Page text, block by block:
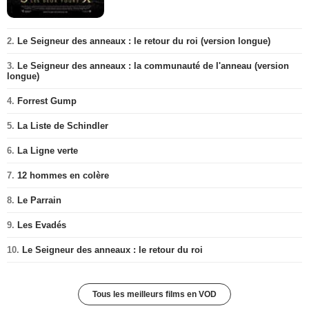
2. Le Seigneur des anneaux : le retour du roi (version longue)
3. Le Seigneur des anneaux : la communauté de l'anneau (version
longue)
4. Forrest Gump
5. La Liste de Schindler
6. La Ligne verte
7. 12 hommes en colère
8. Le Parrain
9. Les Evadés
10. Le Seigneur des anneaux : le retour du roi
Tous les meilleurs films en VOD